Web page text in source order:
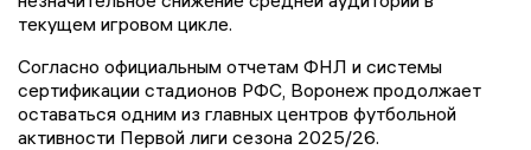
текущем игровом цикле.
Согласно официальным отчетам ФНЛ и системы
сертификации стадионов РФС, Воронеж продолжает
оставаться одним из главных центров футбольной
активности Первой лиги сезона 2025/26.